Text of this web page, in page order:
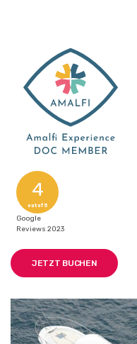
4
out of 5
Google
Reviews 2023
JETZT BUCHEN